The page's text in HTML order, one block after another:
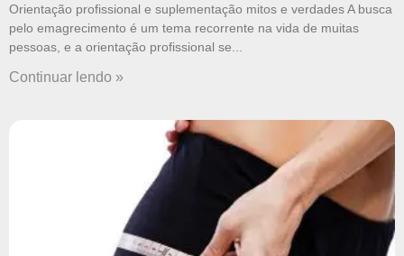
Orientação profissional e suplementação mitos e verdades A busca
pelo emagrecimento é um tema recorrente na vida de muitas
pessoas, e a orientação profissional se
Continuar lendo »